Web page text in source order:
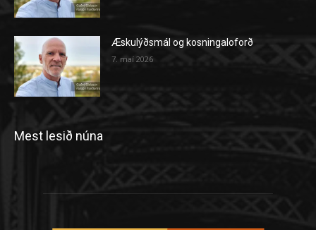
Æskulýðsmál og kosningaloforð
7. maí 2026
Mest lesið núna